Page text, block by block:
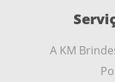
A KM